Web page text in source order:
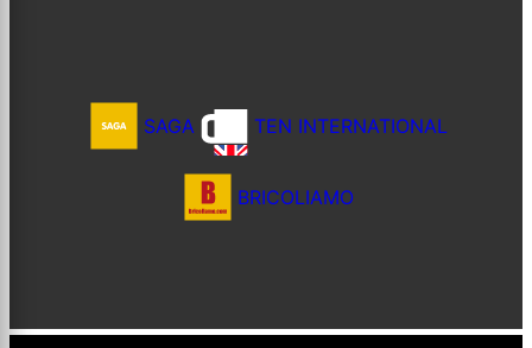
SAGA TEN INTERNATIONAL
BRICOLIAMO